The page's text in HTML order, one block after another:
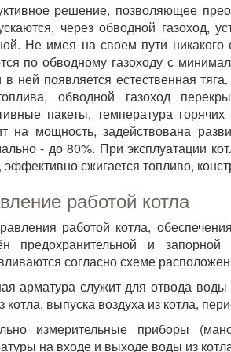
решение, позволяющее
через обводной газоход,
Не имея на своем пути
по обводному газоходу с
в ней появляется естественная
обводной газоход
пакеты, температура
на мощность, задействована
- до 80%. При эксплуатации
эффективно сжигается топливо,
работой котла
работой котла,
предохранительной и
согласно схеме
арматура служит для отвода
котла, выпуска воздуха из котла,
измерительные приборы
на входе и выходе воды из